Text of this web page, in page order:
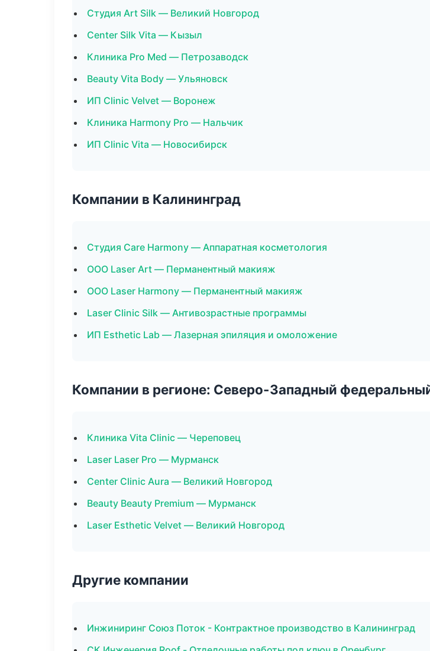
Студия Art Silk — Великий Новгород
Center Silk Vita — Кызыл
Клиника Pro Med — Петрозаводск
Beauty Vita Body — Ульяновск
ИП Clinic Velvet — Воронеж
Клиника Harmony Pro — Нальчик
ИП Clinic Vita — Новосибирск
Компании в Калининград
Студия Care Harmony — Аппаратная косметология
ООО Laser Art — Перманентный макияж
ООО Laser Harmony — Перманентный макияж
Laser Clinic Silk — Антивозрастные программы
ИП Esthetic Lab — Лазерная эпиляция и омоложение
Компании в регионе: Северо-Западный
Клиника Vita Clinic — Череповец
Laser Laser Pro — Мурманск
Center Clinic Aura — Великий Новгород
Beauty Beauty Premium — Мурманск
Laser Esthetic Velvet — Великий Новгород
Другие компании
Инжиниринг Союз Поток - Контрактное производство в Калининград